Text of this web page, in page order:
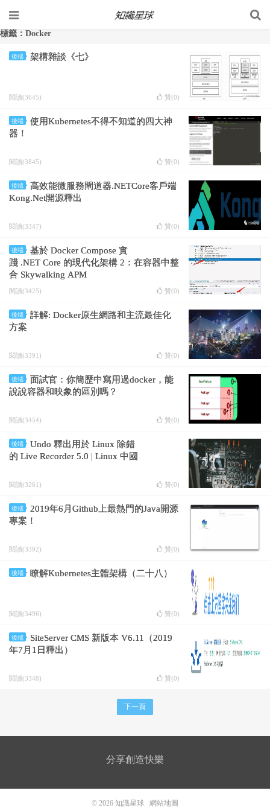
標籤：Docker
後端 架構雜談《七》
閱讀(3645) 贊(0)
後端
使用Kubernetes不得不知道的四大神
器！
閱讀(3845) 贊(0)
後端
高效能微服務閘道器.NETCore客戶端
Kong.Net開源釋出
閱讀(3347) 贊(0)
後端
基於 Docker Compose 實
踐 .NET Core 的現代化架構 2：在容器中整
合 Skywalking APM
閱讀(3425) 贊(0)
後端
詳解: Docker原生網路和主流最佳化
方案
閱讀(3391) 贊(0)
後端
面試官：你簡歷中寫用過docker，能
說說容器和映象的區別嗎？
閱讀(3454) 贊(0)
後端
Undo 釋出用於 Linux 除錯
的 Live Recorder 5.0 | Linux 中國
閱讀(3261) 贊(0)
後端
2019年6月Github上最熱門的Java開源
專案！
閱讀(3392) 贊(0)
後端 瞭解Kubernetes主體架構（二十八）
閱讀(3496) 贊(0)
後端
SiteServer CMS 新版本 V6.11（2019
年7月1日釋出）
閱讀(3348) 贊(0)
下一頁
分享創造快樂
© 2026 知識星球 網站地圖